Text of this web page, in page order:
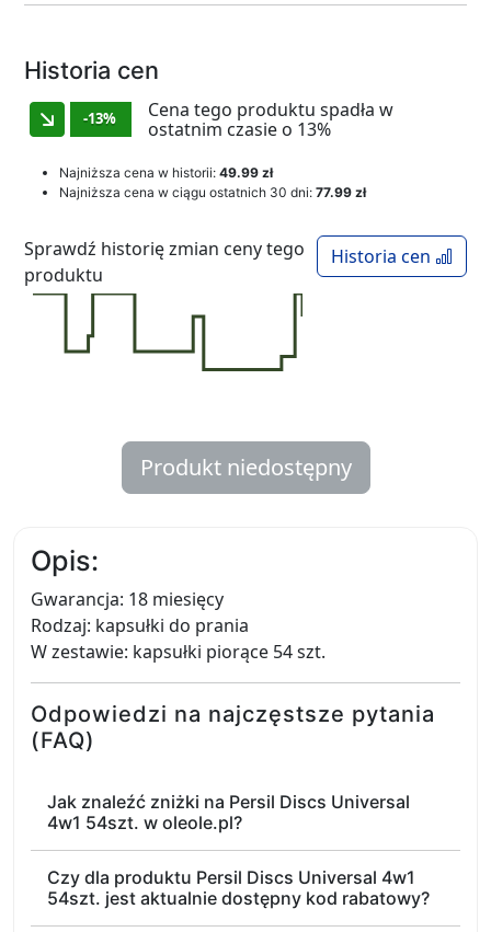
Historia cen
-13%
Cena tego produktu spadła w
ostatnim czasie o 13%
Najniższa cena w historii: 49.99 zł
Najniższa cena w ciągu ostatnich 30 dni: 77.99 zł
Historia cen
Sprawdź historię zmian ceny tego
produktu
Produkt niedostępny
Opis:
Gwarancja: 18 miesięcy
Rodzaj: kapsułki do prania
W zestawie: kapsułki piorące 54 szt.
Odpowiedzi na najczęstsze pytania
(FAQ)
Jak znaleźć zniżki na Persil Discs Universal
4w1 54szt. w oleole.pl?
Czy dla produktu Persil Discs Universal 4w1
54szt. jest aktualnie dostępny kod rabatowy?